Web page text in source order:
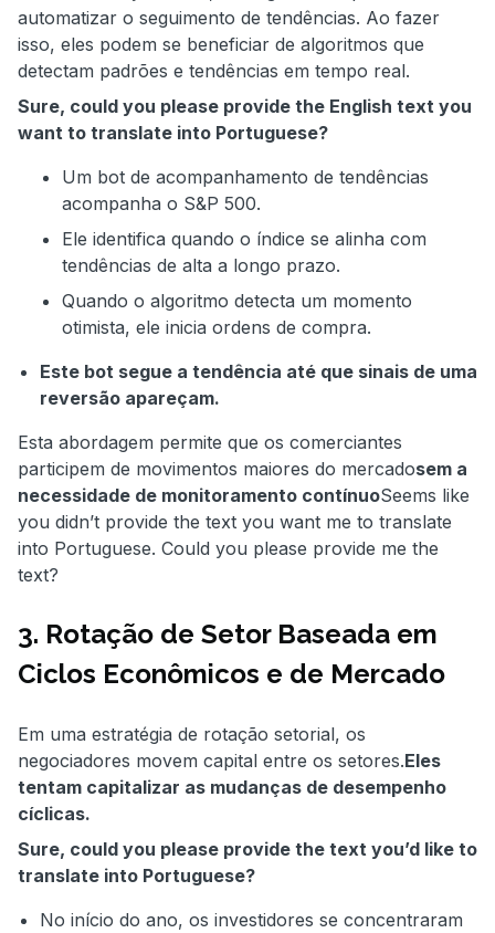
automatizar o seguimento de tendências. Ao fazer
isso, eles podem se beneficiar de algoritmos que
detectam padrões e tendências em tempo real.
Sure, could you please provide the English text you
want to translate into Portuguese?
Um bot de acompanhamento de tendências
acompanha o S&P 500.
Ele identifica quando o índice se alinha com
tendências de alta a longo prazo.
Quando o algoritmo detecta um momento
otimista, ele inicia ordens de compra.
Este bot segue a tendência até que sinais de uma
reversão apareçam.
Esta abordagem permite que os comerciantes
participem de movimentos maiores do mercadosem a
necessidade de monitoramento contínuoSeems like
you didn’t provide the text you want me to translate
into Portuguese. Could you please provide me the
text?
3. Rotação de Setor Baseada em
Ciclos Econômicos e de Mercado
Em uma estratégia de rotação setorial, os
negociadores movem capital entre os setores.Eles
tentam capitalizar as mudanças de desempenho
cíclicas.
Sure, could you please provide the text you’d like to
translate into Portuguese?
No início do ano, os investidores se concentraram